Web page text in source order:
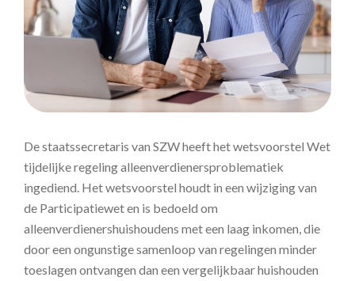
De staatssecretaris van SZW heeft het wetsvoorstel Wet
tijdelijke regeling alleenverdienersproblematiek
ingediend. Het wetsvoorstel houdt in een wijziging van
de Participatiewet en is bedoeld om
alleenverdienershuishoudens met een laag inkomen, die
door een ongunstige samenloop van regelingen minder
toeslagen ontvangen dan een vergelijkbaar huishouden